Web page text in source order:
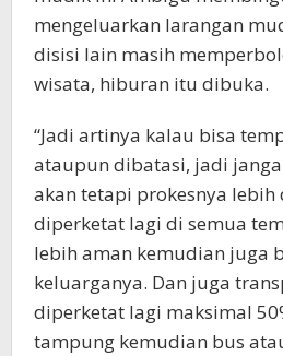
mengeluarkan larangan
disisi lain masih
wisata, hiburan itu dibuka.
“Jadi artinya kalau bisa
ataupun dibatasi, jadi
akan tetapi prokesnya
diperketat lagi di semua
lebih aman kemudian juga
keluarganya. Dan juga
diperketat lagi maksimal
tampung kemudian bus